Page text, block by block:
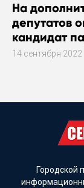
На
депутатов
кандидат
14 сентября 2022
Городской